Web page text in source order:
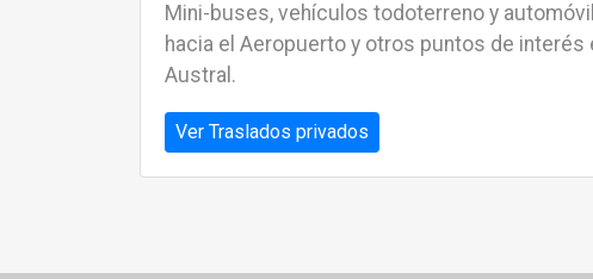
Mini-buses, vehículos todoterreno y
hacia el Aeropuerto y otros puntos de interés
Austral.
Ver Traslados privados